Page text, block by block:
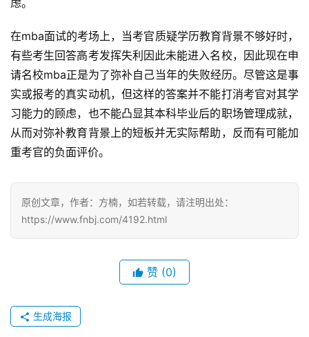
虑。
在mba面试的考场上，当考官质疑学历教育背景不够好时，
有些考生回答高考发挥失利因此未能进入名校，因此现在申
请名校mba正是为了弥补自己当年的失败经历。尽管这是事
实或报考的真实动机，但这样的答案并不能打消考官对其学
习能力的顾虑，也不能凸显其本科毕业后的职场管理成就，
从而对弥补教育背景上的短板并无实际帮助，反而有可能加
重考官的负面评价。
原创文章，作者：方楠，如若转载，请注明出处：
https://www.fnbj.com/4192.html
赞 (0)
生成海报